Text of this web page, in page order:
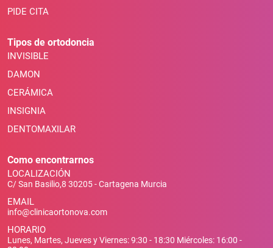
PIDE CITA
Tipos de ortodoncia
INVISIBLE
DAMON
CERÁMICA
INSIGNIA
DENTOMAXILAR
Como encontrarnos
LOCALIZACIÓN
C/ San Basilio,8 30205 - Cartagena Murcia
EMAIL
info@clinicaortonova.com
HORARIO
Lunes, Martes, Jueves y Viernes: 9:30 - 18:30 Miércoles: 16:00 -